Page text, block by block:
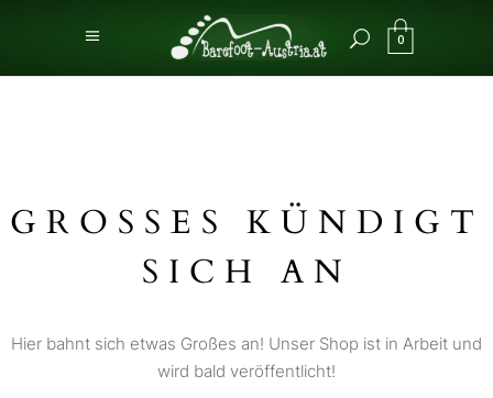
0
GROSSES KÜNDIGT S
ICH AN
Hier bahnt sich etwas Großes an! Unser Shop ist in Arbeit und
wird bald veröffentlicht!